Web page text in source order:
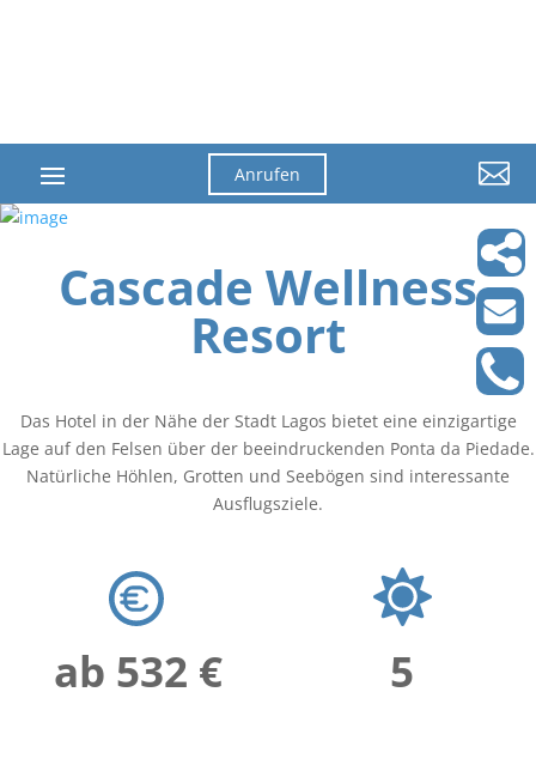
Anrufen 
Cascade Wellness
Resort
Das Hotel in der Nähe der Stadt Lagos bietet eine einzigartige
Lage auf den Felsen über der beeindruckenden Ponta da Piedade.
Natürliche Höhlen, Grotten und Seebögen sind interessante
Ausflugsziele.
ab 532 € 5